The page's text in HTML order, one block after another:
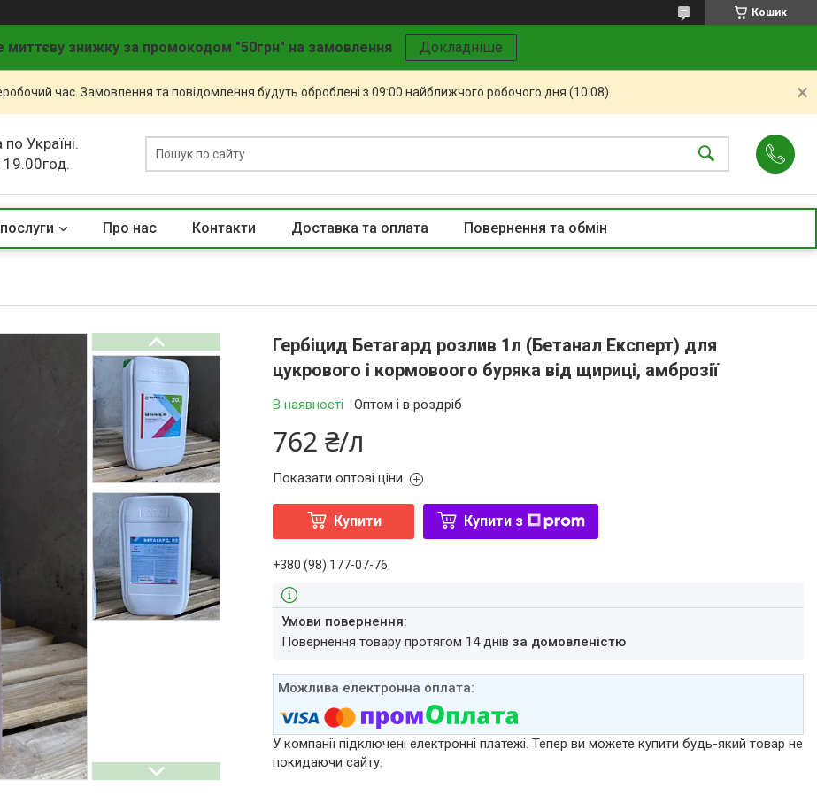
Кошик
миттєву знижку за промокодом "50грн" на замовлення Докладніше
час. Замовлення та повідомлення будуть оброблені з 09:00 найближчого робочого дня (10.08).
Україні.
Про нас Контакти Доставка та оплата Повернення та обмін
Гербіцид Бетагард розлив 1л (Бетанал Експерт) для
цукрового і кормовоого буряка від щириці, амброзії
В наявності Оптом і в роздріб
762 ₴/л
Показати оптові ціни
Купити Купити з
+380 (98) 177-07-76
повернення товару протягом 14 днівза домовленістю
У компанії підключені електронні платежі. Тепер ви можете купити будь-який товар не
покидаючи сайту.